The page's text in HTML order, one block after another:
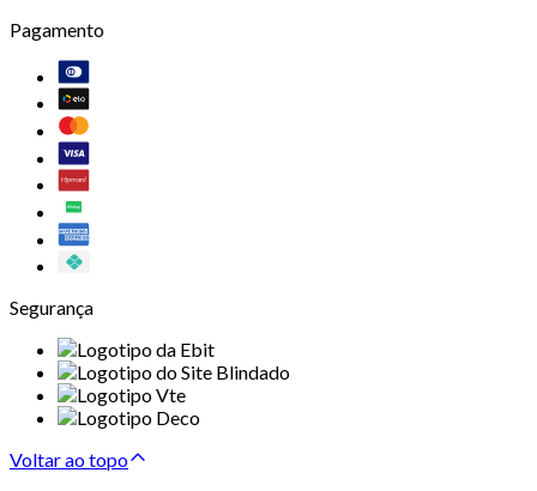
Pagamento
Segurança
Voltar ao topo